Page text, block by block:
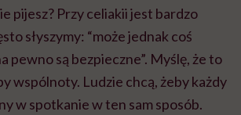
pijesz? Przy celiakii jest bardzo
słyszymy: “może jednak coś
pewno są bezpieczne”. Myślę, że to
wspólnoty. Ludzie chcą, żeby każdy
w spotkanie w ten sam sposób.